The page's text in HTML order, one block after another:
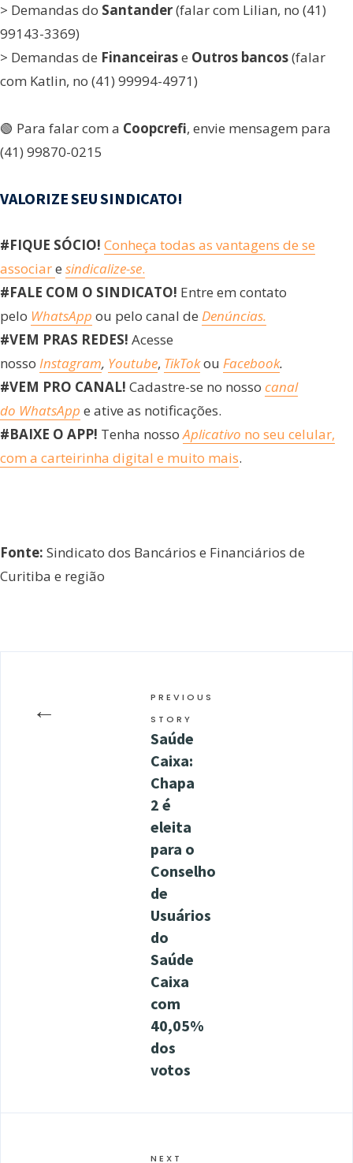
> Demandas do Santander(falar com Lilian, no (41)
99143-3369)
> Demandas de Financeirase Outros bancos(falar
com Katlin, no (41) 99994-4971)
🟢 Para falar com a Coopcrefi, envie mensagem para
(41) 99870-0215
VALORIZE SEU SINDICATO!
#FIQUE SÓCIO! Conheça todas as vantagens de se
associare sindicalize-se.
#FALE COM O SINDICATO! Entre em contato
pelo WhatsApp ou pelo canal de Denúncias.
#VEM PRAS REDES! Acesse
nosso Instagram, Youtube, TikTokou Facebook.
#VEM PRO CANAL! Cadastre-se no nosso canal
do WhatsApp e ative as notificações.
#BAIXE O APP! Tenha nossoAplicativo no seu celular,
com a carteirinha digital e muito mais.
Fonte: Sindicato dos Bancários e Financiários de
Curitiba e região
←
PREVIOUS
STORY
Saúde
Caixa:
Chapa
2 é
eleita
para o
Conselho
de
Usuários
do
Saúde
Caixa
com
40,05%
dos
votos
NEXT